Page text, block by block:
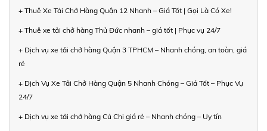
+ Thuê Xe Tải Chở Hàng Quận 12 Nhanh – Giá Tốt | Gọi Là Có Xe!
+ Thuê xe tải chở hàng Thủ Đức nhanh – giá tốt | Phục vụ 24/7
+ Dịch vụ xe tải chở hàng Quận 3 TPHCM – Nhanh chóng, an toàn, giá
rẻ
+ Dịch Vụ Xe Tải Chở Hàng Quận 5 Nhanh Chóng – Giá Tốt – Phục Vụ
24/7
+ Dịch vụ xe tải chở hàng Củ Chi giá rẻ – Nhanh chóng – Uy tín